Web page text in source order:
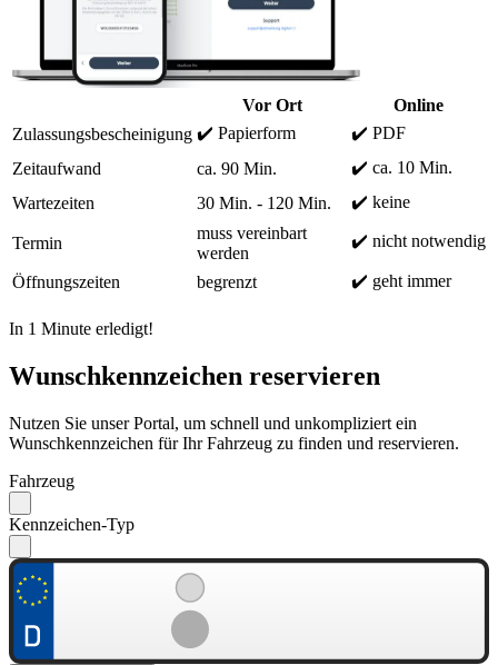
Vor Ort
Online
Zulassungsbescheinigung ✔️ Papierform
✔️ PDF
Zeitaufwand
ca. 90 Min.
✔️ ca. 10 Min.
Wartezeiten
30 Min. - 120 Min. ✔️ keine
Termin
muss vereinbart
werden
✔️ nicht notwendig
Öffnungszeiten begrenzt ✔️ geht immer
In 1 Minute erledigt!
Wunschkennzeichen reservieren
Nutzen Sie unser Portal, um schnell und unkompliziert ein
Wunschkennzeichen für Ihr Fahrzeug zu finden und reservieren.
Fahrzeug
Kennzeichen-Typ